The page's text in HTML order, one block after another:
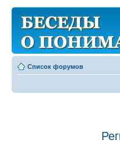
Список форумов